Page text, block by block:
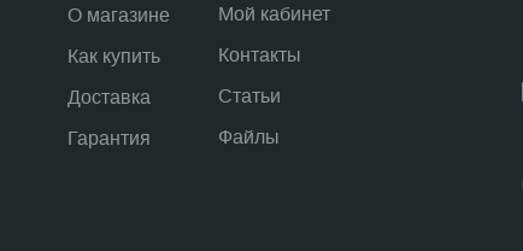
О магазине
Как купить
Доставка
Гарантия
Мой кабинет
Контакты
Статьи
Файлы